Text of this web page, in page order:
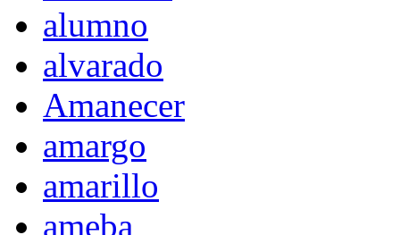
alumno
alvarado
Amanecer
amargo
amarillo
ameba